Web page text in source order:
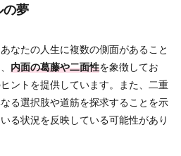
の夢
なたの人生に複数の側面があること
内面の葛藤や二面性を象徴してお
ントを提供しています。また、二重
る選択肢や道筋を探求することを示
る状況を反映している可能性があり